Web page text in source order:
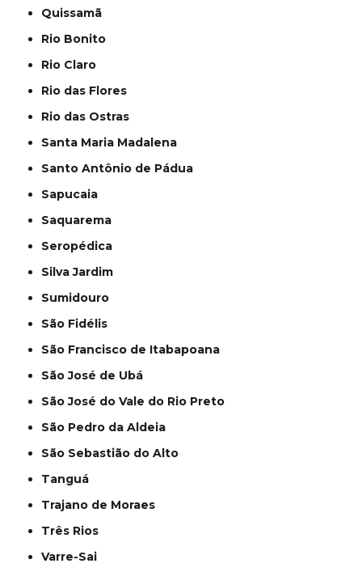
Quissamã
Rio Bonito
Rio Claro
Rio das Flores
Rio das Ostras
Santa Maria Madalena
Santo Antônio de Pádua
Sapucaia
Saquarema
Seropédica
Silva Jardim
Sumidouro
São Fidélis
São Francisco de Itabapoana
São José de Ubá
São José do Vale do Rio Preto
São Pedro da Aldeia
São Sebastião do Alto
Tanguá
Trajano de Moraes
Três Rios
Varre-Sai